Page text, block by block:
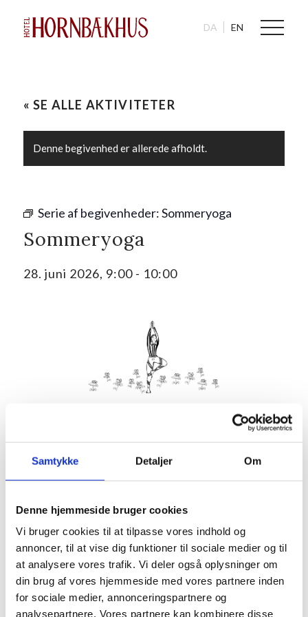
Samtykke Detaljer Om
Denne hjemmeside bruger cookies
Vi bruger cookies til at tilpasse vores indhold og
annoncer, til at vise dig funktioner til sociale medier og til
at analysere vores trafik. Vi deler også oplysninger om
din brug af vores hjemmeside med vores partnere inden
for sociale medier, annonceringspartnere og
analysepartnere. Vores partnere kan kombinere disse
DA EN
« SE ALLE AKTIVITETER
Denne begivenhed er allerede afholdt.
Serie af begivenheder:Sommeryoga
Sommeryoga
28. juni 2026, 9:00- 10:00
Kom med morgenhår og tag din nabo eller bedste ven under
Husk din yogamåtte.
Hvis det er dårligt vejr, er vi indendørs på Villa Strand eller
Hornbækhus.
Info
Tilmelding